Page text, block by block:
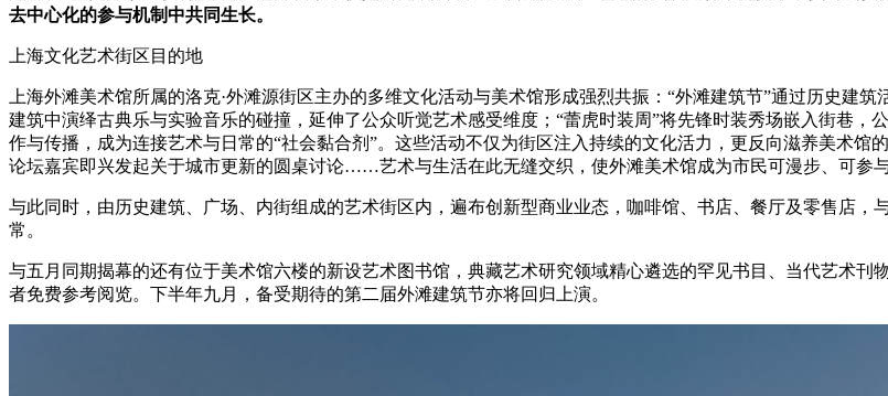
去中心化的参与机制中共同生长。
上海文化艺术街区目的地
上海外滩美术馆所属的洛克·外滩源街区主办的多维文化活动与美术馆形成强烈共振：“外滩建筑节”通过历史建
建筑中演绎古典乐与实验音乐的碰撞，延伸了公众听觉艺术感受维度；“蕾虎时装周”将先锋时装秀场嵌入街巷，
作与传播，成为连接艺术与日常的“社会黏合剂”。这些活动不仅为街区注入持续的文化活力，更反向滋养美术
论坛嘉宾即兴发起关于城市更新的圆桌讨论……艺术与生活在此无缝交织，使外滩美术馆成为市民可漫步、可参与
与此同时，由历史建筑、广场、内街组成的艺术街区内，遍布创新型商业业态，咖啡馆、书店、餐厅及零售店，
常。
与五月同期揭幕的还有位于美术馆六楼的新设艺术图书馆，典藏艺术研究领域精心遴选的罕见书目、当代艺术
者免费参考阅览。下半年九月，备受期待的第二届外滩建筑节亦将回归上演。